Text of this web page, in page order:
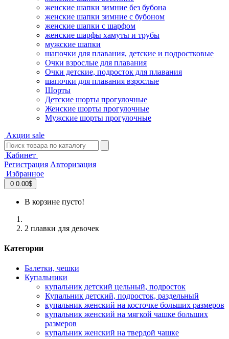
женские шапки зимние без бубона
женские шапки зимние с бубоном
женские шапки с шарфом
женские шарфы хамуты и трубы
мужские шапки
шапочки для плавания, детские и подростковые
Очки взрослые для плавания
Очки детские, подросток для плавания
шапочки для плавания взрослые
Шорты
Детские шорты прогулочные
Женские шорты прогулочные
Мужские шорты прогулочные
Акции sale
Кабинет
Регистрация Авторизация
Избранное
0 0.00$
В корзине пусто!
2 плавки для девочек
Категории
Балетки, чешки
Купальники
купальник детский цельный, подросток
Купальник детский, подросток, раздельный
купальник женский на косточке больших размеров
купальник женский на мягкой чашке больших
размеров
купальник женский на твердой чашке